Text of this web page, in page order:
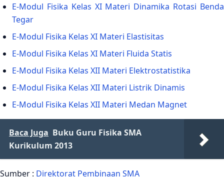
E-Modul Fisika Kelas XI Materi Dinamika Rotasi Benda
Tegar
E-Modul Fisika Kelas XI Materi Elastisitas
E-Modul Fisika Kelas XI Materi Fluida Statis
E-Modul Fisika Kelas XII Materi Elektrostatistika
E-Modul Fisika Kelas XII Materi Listrik Dinamis
E-Modul Fisika Kelas XII Materi Medan Magnet
Baca Juga Buku Guru Fisika SMA
Kurikulum 2013
Sumber : Direktorat Pembinaan SMA